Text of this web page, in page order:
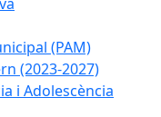
(PAM)
(2023-2027)
i Adolescència